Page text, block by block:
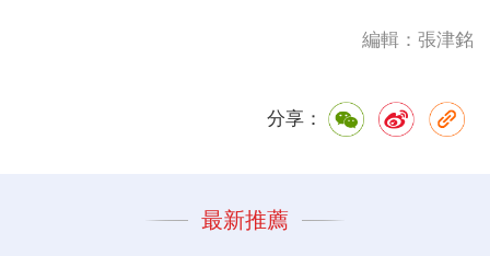
編輯：張津銘
分享：
最新推薦